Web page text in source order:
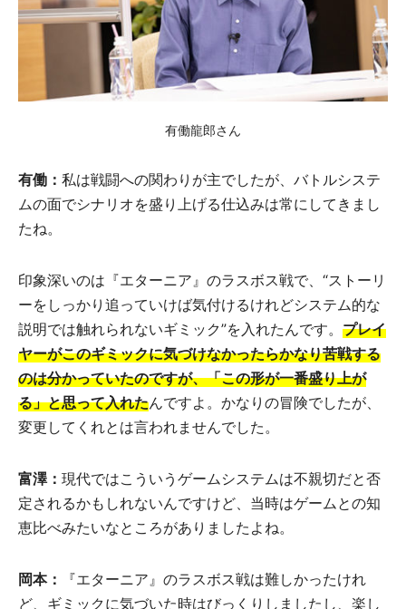
有働龍郎さん
有働： 私は戦闘への関わりが主でしたが、バトルシステ
ムの面でシナリオを盛り上げる仕込みは常にしてきまし
たね。
印象深いのは『エターニア』のラスボス戦で、“ストーリ
ーをしっかり追っていけば気付けるけれどシステム的な
説明では触れられないギミック”を入れたんです。 プレイ
ヤーがこのギミックに気づけなかったらかなり苦戦する
のは分かっていたのですが、「この形が一番盛り上が
る」と思って入れたんですよ。かなりの冒険でしたが、
変更してくれとは言われませんでした。
富澤： 現代ではこういうゲームシステムは不親切だと否
定されるかもしれないんですけど、当時はゲームとの知
恵比べみたいなところがありましたよね。
岡本：
『エターニア』のラスボス戦は難しかったけれ
ど、ギミックに気づいた時はびっくりしましたし、楽し